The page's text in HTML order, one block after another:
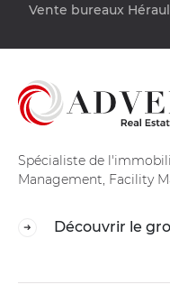
Vente bureaux
Spécialiste de
Management, Facility
Découvrir le